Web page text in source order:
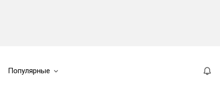
Популярные